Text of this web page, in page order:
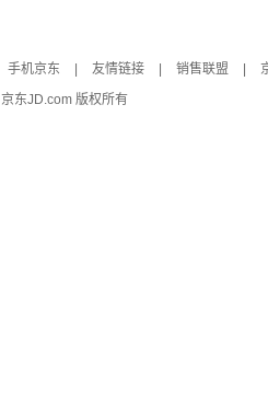
手机京东 友情链接 销售联盟
京东JD.com 版权所有